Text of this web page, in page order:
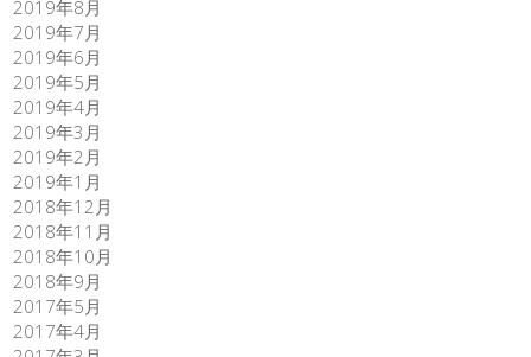
2019年8月
2019年7月
2019年6月
2019年5月
2019年4月
2019年3月
2019年2月
2019年1月
2018年12月
2018年11月
2018年10月
2018年9月
2017年5月
2017年4月